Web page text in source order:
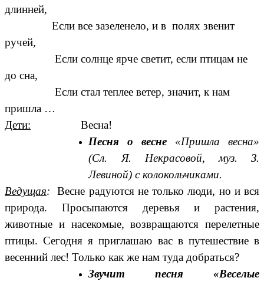
длинней,
Если все зазеленело, и в полях звенит
ручей,
Если солнце ярче светит, если птицам не
до сна,
Если стал теплее ветер, значит, к нам
пришла …
Дети: Весна!
Песня о весне «Пришла весна»
(Сл. Я. Некрасовой, муз. З.
Левиной) с колокольчиками.
Ведущая:
Весне радуются не только люди, но и вся
природа. Просыпаются деревья и растения,
животные и насекомые, возвращаются перелетные
птицы. Сегодня я приглашаю вас в путешествие в
весенний лес! Только как же нам туда добраться?
Звучит песня «Веселые